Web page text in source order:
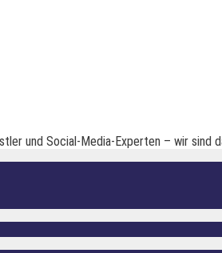
und Social-Media-Experten – wir sind